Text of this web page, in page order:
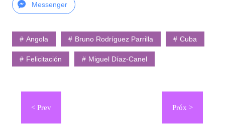
Messenger
Angola Bruno Rodríguez Parrilla Cuba
Felicitación Miguel Díaz-Canel
Navegación
entradas